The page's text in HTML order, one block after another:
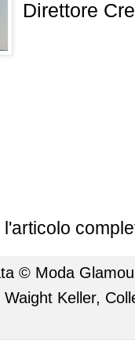
Direttore
© Moda
Waight Keller,